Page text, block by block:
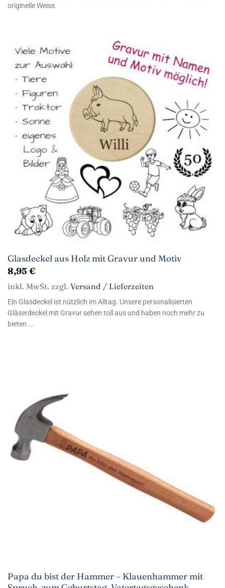
originelle Weise.
Glasdeckel aus Holz mit Gravur und Motiv
8,95 €
inkl. MwSt. zzgl. Versand / Lieferzeiten
Ein Glasdeckel ist nützlich im Alltag. Unsere personalisierten
Gläserdeckel mit Gravur sehen toll aus und haben noch mehr zu
bieten ...
Papa du bist der Hammer – Klauenhammer mit